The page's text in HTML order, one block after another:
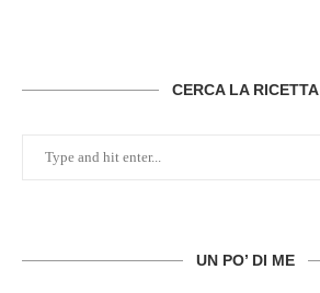
CERCA LA RICETTA
UN PO’ DI ME